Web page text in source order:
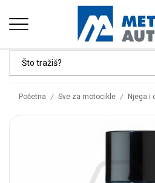
Početna / Sve za motocikle / Njega i